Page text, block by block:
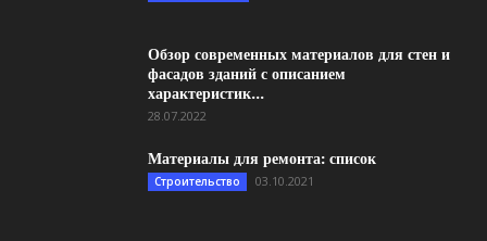
Обзор современных материалов для стен и
фасадов зданий с описанием
характеристик...
28.07.2022
Материалы для ремонта: список
Строительство 03.10.2021